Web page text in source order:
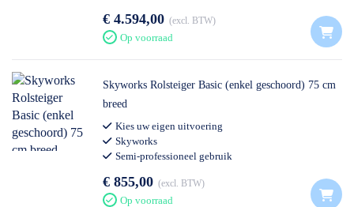
€ 4.594,00 excl. BTW
Op voorraad
Skyworks Rolsteiger Basic (enkel geschoord) 75 cm
breed
Kies uw eigen uitvoering
Skyworks
Semi-professioneel gebruik
€ 855,00 excl. BTW
Op voorraad